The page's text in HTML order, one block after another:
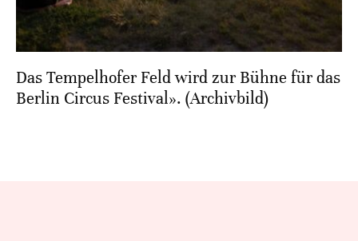
Das Tempelhofer Feld wird zur Bühne für das
Berlin Circus Festival». (Archivbild)